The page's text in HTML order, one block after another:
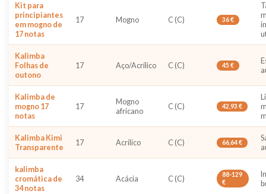
Kit para
principiantes
em mogno de
17 notas
17 Mogno C (C) 36 €
Kalimba
Folhas de
outono
17 Aço/Acrílico C (C) 45 €
Kalimba de
mogno 17
notas
17
Mogno
africano
C (C) 42,93 €
Kalimba Kimi
Transparente
17 Acrílico C (C) 66,64 €
kalimba
cromática de
34 notas
34 Acácia C (C)
88-129
€